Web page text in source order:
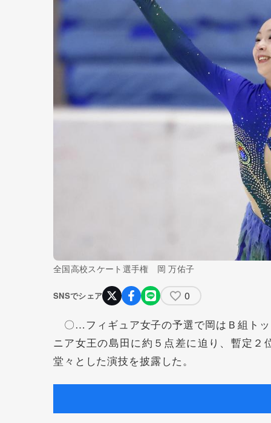
全国高校スケート選手権 岡 万佑子
SNSでシェア 0
〇…フィギュア女子の予選で岡はＢ組ト
ニア女王の島田に約５点差に迫り、暫定
堂々とした演技を披露した。